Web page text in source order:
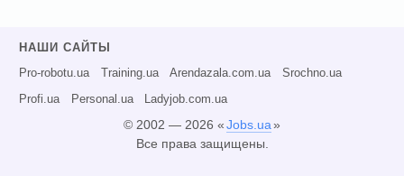
НАШИ САЙТЫ
Pro-robotu.ua Training.ua Arendazala.com.ua Srochno.ua
Profi.ua Personal.ua Ladyjob.com.ua
© 2002 — 2026 «Jobs.ua»
Все права защищены.